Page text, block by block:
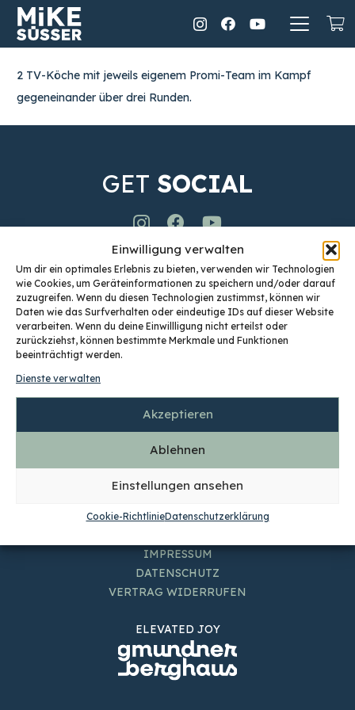
Einwilligung verwalten
Um dir ein optimales Erlebnis zu bieten, verwenden wir Technologien
wie Cookies, um Geräteinformationen zu speichern und/oder darauf
zuzugreifen. Wenn du diesen Technologien zustimmst, können wir
Daten wie das Surfverhalten oder eindeutige IDs auf dieser Website
verarbeiten. Wenn du deine Einwillligung nicht erteilst oder
zurückziehst, können bestimmte Merkmale und Funktionen
beeinträchtigt werden.
Dienste verwalten
Akzeptieren
Ablehnen
Einstellungen ansehen
Cookie-RichtlinieDatenschutzerklärung
2 TV-Köche mit jeweils eigenem Promi-Team im Kampf
gegeneinander über drei Runden.
GET SOCIAL
Mi.T Gastro Management GmbH
Bundesstraße 31, 4817 St. Konrad
KONTAKT & ANFRAGE
GMUNDNERBERGHAUS
SHOP
IMPRESSUM
DATENSCHUTZ
VERTRAG WIDERRUFEN
ELEVATED JOY